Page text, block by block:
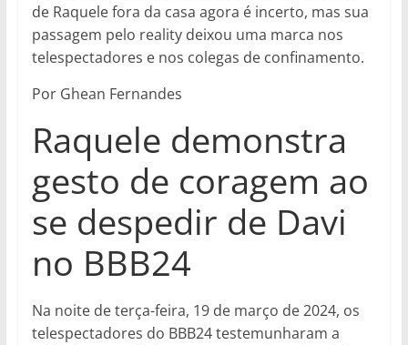
de Raquele fora da casa agora é incerto, mas sua
passagem pelo reality deixou uma marca nos
telespectadores e nos colegas de confinamento.
Por Ghean Fernandes
Raquele demonstra
gesto de coragem ao
se despedir de Davi
no BBB24
Na noite de terça-feira, 19 de março de 2024, os
telespectadores do BBB24 testemunharam a